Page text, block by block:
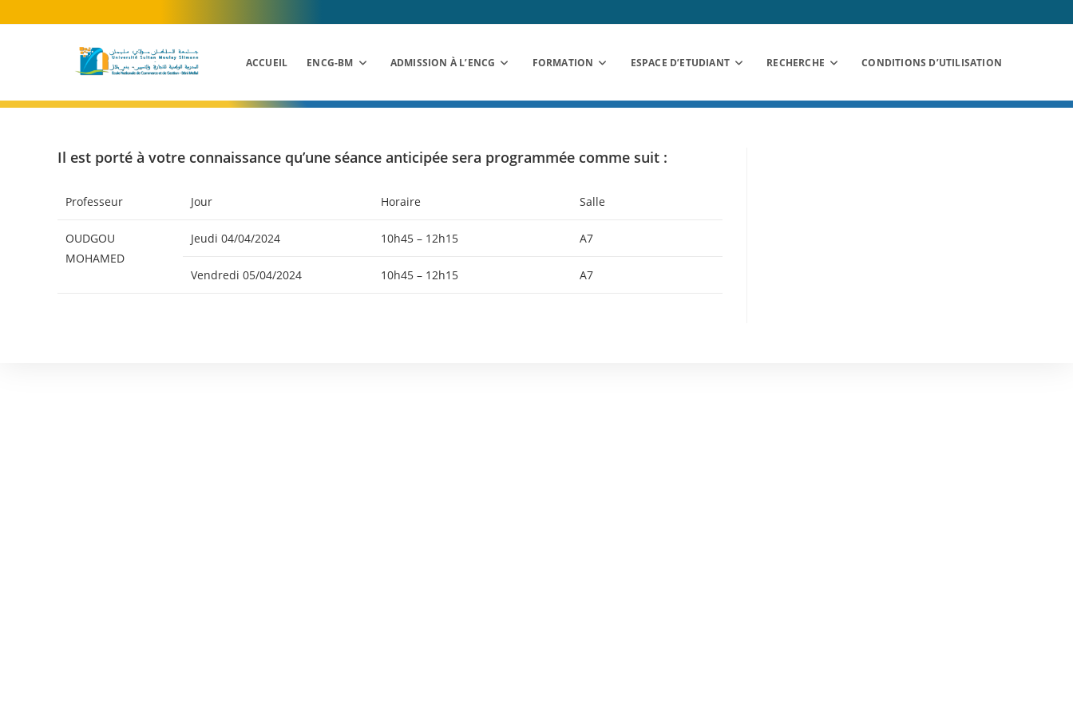
to
ACCUEIL ENCG-BM ADMISSION À L’ENCG FORMATION ESPACE D’ETUDIANT RECHERCHE CONDITIONS D’UTILISATION
Il est porté à votre connaissance qu’une séance anticipée sera programmée comme suit :
Professeur Jour Horaire Salle
OUDGOU
MOHAMED
Jeudi 04/04/2024 10h45 – 12h15 A7
Vendredi 05/04/2024 10h45 – 12h15 A7